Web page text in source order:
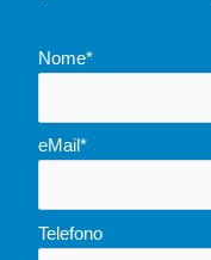
Nome*
eMail*
Telefono